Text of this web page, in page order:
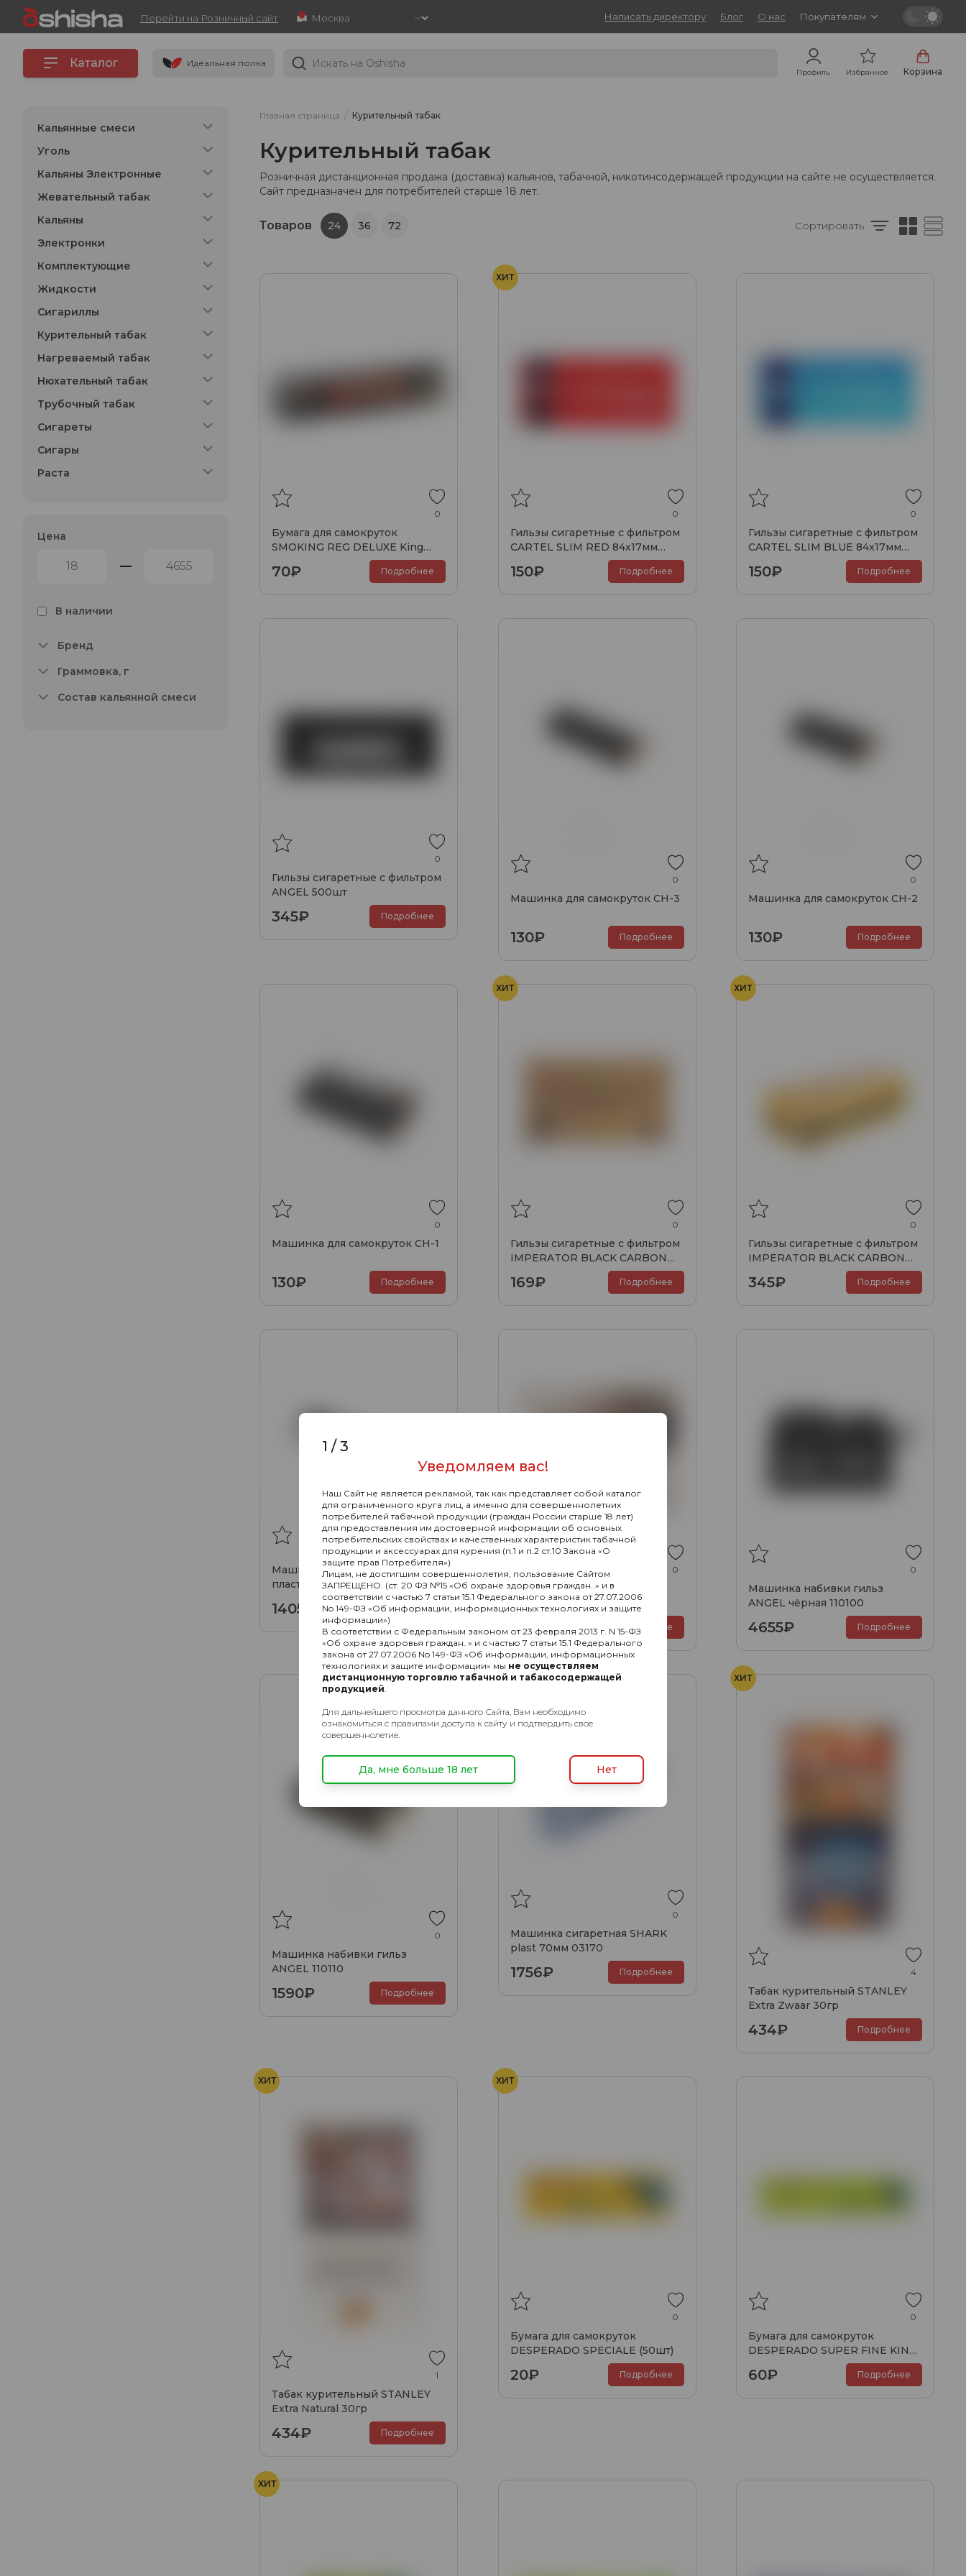
Перейти на Розничный сайт Написать директору Блог О нас Покупателям
Каталог Идеальная полка
Профиль Избранное Корзина
Кальянные смеси
Уголь
Кальяны Электронные
Жевательный табак
Кальяны
Электронки
Комплектующие
Жидкости
Сигариллы
Курительный табак
Нагреваемый табак
Нюхательный табак
Трубочный табак
Сигареты
Сигары
Раста
Цена
—
В наличии
Бренд
Граммовка, г
Состав кальянной смеси
Главная страница / Курительный табак
Курительный табак
Розничная дистанционная продажа (доставка) кальянов, табачной, никотинсодержащей продукции на сайте не осуществляется.
Сайт предназначен для потребителей старше 18 лет.
Товаров 24 36 72 Сортировать
0
Бумага для самокруток
SMOKING REG DELUXE King
70₽ Подробнее
ХИТ
0
Гильзы сигаретные с фильтром
CARTEL SLIM RED 84x17мм
150₽ Подробнее
0
Гильзы сигаретные с фильтром
CARTEL SLIM BLUE 84x17мм
150₽ Подробнее
0
Гильзы сигаретные с фильтром
ANGEL 500шт
345₽ Подробнее
0
Машинка для самокруток CH-3
130₽ Подробнее
0
Машинка для самокруток CH-2
130₽ Подробнее
0
Машинка для самокруток CH-1
130₽ Подробнее
ХИТ
0
Гильзы сигаретные с фильтром
IMPERATOR BLACK CARBON
GOLD 84x20мм (100шт)
169₽ Подробнее
ХИТ
0
Гильзы сигаретные с фильтром
IMPERATOR BLACK CARBON
345₽ Подробнее
0
Машинка сигаретная ANGEL
пластик 110240 чёрная
1405₽ Подробнее
0
Машинка набивки гильз
Powermatic mini чёрная
1917₽ Подробнее
0
Машинка набивки гильз
ANGEL чёрная 110100
4655₽ Подробнее
0
Машинка набивки гильз
ANGEL 110110
1590₽ Подробнее
0
Машинка сигаретная SHARK
plast 70мм 03170
1756₽ Подробнее
ХИТ
4
Табак курительный STANLEY
Extra Zwaar 30гр
434₽ Подробнее
ХИТ
1
Табак курительный STANLEY
Extra Natural 30гр
434₽ Подробнее
ХИТ
0
Бумага для самокруток
DESPERADO SPECIALE (50шт)
20₽ Подробнее
0
Бумага для самокруток
DESPERADO SUPER FINE KING
60₽ Подробнее
ХИТ
1 /3
Уведомляем вас!
Наш Сайт не является рекламой, так как представляет собой каталог
для ограниченного круга лиц, а именно для совершеннолетних
потребителей табачной продукции (граждан России старше 18 лет)
для предоставления им достоверной информации об основных
потребительских свойствах и качественных характеристик табачной
продукции и аксессуарах для курения (п.1 и п.2 ст.10 Закона «О
защите прав Потребителя»).
Лицам, не достигшим совершеннолетия, пользование Сайтом
ЗАПРЕЩЕНО. (ст. 20 ФЗ №15 «Об охране здоровья граждан..» и в
соответствии с частью 7 статьи 15.1 Федерального закона от 27.07.2006
No 149-ФЗ «Об информации, информационных технологиях и защите
информации»)
В соответствии с Федеральным законом от 23 февраля 2013 г. N 15-ФЗ
«Об охране здоровья граждан..» и с частью 7 статьи 15.1 Федерального
закона от 27.07.2006 No 149-ФЗ «Об информации, информационных
технологиях и защите информации» мы не осуществляем
дистанционную торговлю табачной и табакосодержащей
продукцией.
Для дальнейшего просмотра данного Сайта, Вам необходимо
ознакомиться с правилами доступа к сайту и подтвердить свое
совершеннолетие.
Да, мне больше 18 лет Нет